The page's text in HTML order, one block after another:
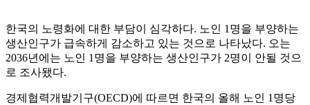
한국의 노령화에 대한 부담이 심각하다. 노인 1명을 부양하는
생산인구가 급속하게 감소하고 있는 것으로 나타났다. 오는
2036년에는 노인 1명을 부양하는 생산인구가 2명이 안될 것으
로 조사됐다.
경제협력개발기구(OECD)에 따르면 한국의 올해 노인 1명당